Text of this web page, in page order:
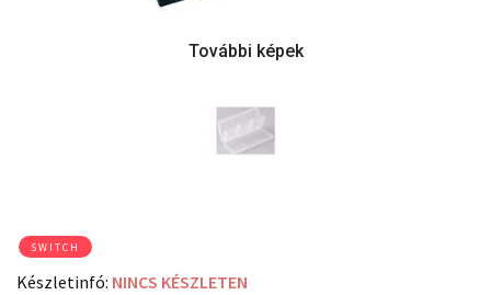
SWITCH
Készletinfó: NINCS KÉSZLETEN